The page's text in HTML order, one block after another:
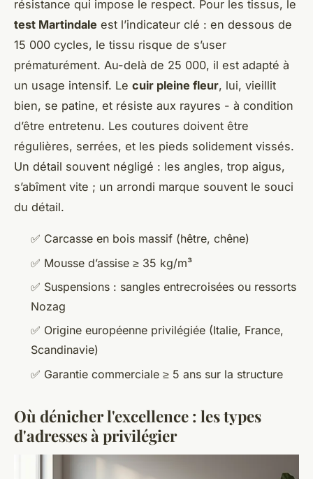
résistance qui impose le respect. Pour les tissus, le
test Martindale est l’indicateur clé : en dessous de
15 000 cycles, le tissu risque de s’user
prématurément. Au-delà de 25 000, il est adapté à
un usage intensif. Le cuir pleine fleur, lui, vieillit
bien, se patine, et résiste aux rayures - à condition
d’être entretenu. Les coutures doivent être
régulières, serrées, et les pieds solidement vissés.
Un détail souvent négligé : les angles, trop aigus,
s’abîment vite ; un arrondi marque souvent le souci
du détail.
✅ Carcasse en bois massif (hêtre, chêne)
✅ Mousse d’assise ≥ 35 kg/m³
✅ Suspensions : sangles entrecroisées ou ressorts
Nozag
✅ Origine européenne privilégiée (Italie, France,
Scandinavie)
✅ Garantie commerciale ≥ 5 ans sur la structure
Où dénicher l'excellence : les types
d'adresses à privilégier